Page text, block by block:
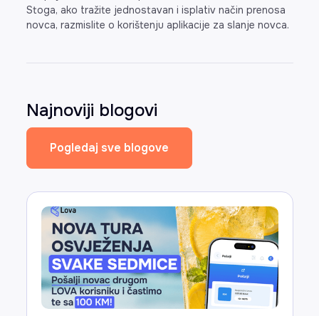
Stoga, ako tražite jednostavan i isplativ način prenosa
novca, razmislite o korištenju aplikacije za slanje novca.
Najnoviji blogovi
Pogledaj sve blogove